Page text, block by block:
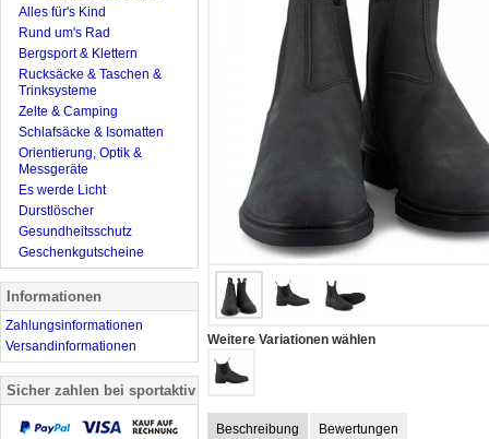
Weitere Variationen wählen
Beschreibung Bewertungen
Alles für's Kind
Rund um's Rad
Bergsport & Klettern
Rucksäcke & Taschen &
Trinksysteme
Zelte & Camping
Schlafsäcke & Isomatten
Orientierung, Optik &
Messgeräte
Es werde Licht
Durstlöscher
Gesundheitsschutz
Geschenkgutscheine
Informationen
Zahlungsinformationen
Versandinformationen
Sicher zahlen bei sportaktiv